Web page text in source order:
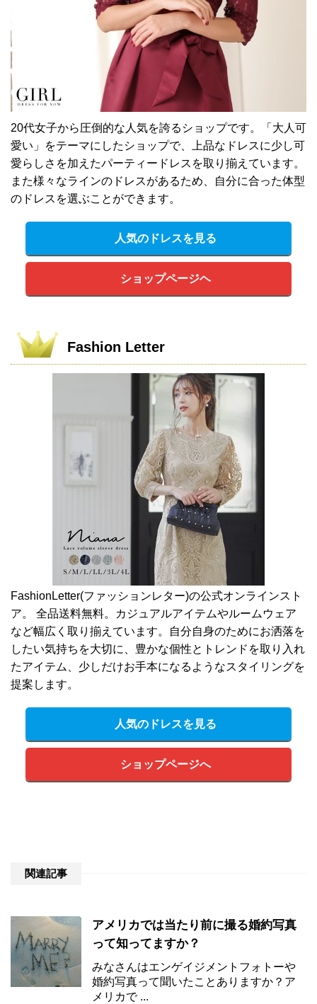
20代女子から圧倒的な人気を誇るショップです。「大人可
愛い」をテーマにしたショップで、上品なドレスに少し可
愛らしさを加えたパーティードレスを取り揃えています。
また様々なラインのドレスがあるため、自分に合った体型
のドレスを選ぶことができます。
人気のドレスを見る
ショップページヘ
Fashion Letter
FashionLetter(ファッションレター)の公式オンラインスト
ア。 全品送料無料。カジュアルアイテムやルームウェア
など幅広く取り揃えています。自分自身のためにお洒落を
したい気持ちを大切に、豊かな個性とトレンドを取り入れ
たアイテム、少しだけお手本になるようなスタイリングを
提案します。
人気のドレスを見る
ショップページへ
関連記事
アメリカでは当たり前に撮る婚約写真
って知ってますか？
みなさんはエンゲイジメントフォトーや
婚約写真って聞いたことありますか？ア
メリカで ...